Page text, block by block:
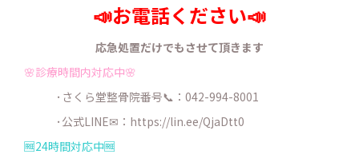
📣お電話ください📣
応急処置だけでもさせて頂きます
🌸診療時間内対応中🌸
･さくら堂整骨院番号📞：042-994-8001
･公式LINE✉： https://lin.ee/QjaDtt0
🆓24時間対応中🆓